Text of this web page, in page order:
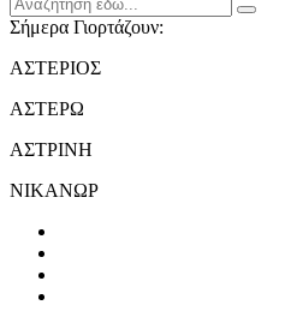
Σήμερα Γιορτάζουν:
ΑΣΤΕΡΙΟΣ
ΑΣΤΕΡΩ
ΑΣΤΡΙΝΗ
ΝΙΚΑΝΩΡ